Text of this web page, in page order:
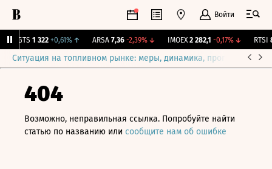
Войти
MGTS 1 322 +0,61% ↑ ARSA 7,36 -2,39%↓ IMOEX 2 282,1 -0,17%↓ RTSI
Ситуация на топливном рынке: меры, динамика, прогнозы
404
Возможно, неправильная ссылка. Попробуйте найти
статью по названию или сообщите нам об ошибке